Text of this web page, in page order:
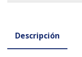
Descripción